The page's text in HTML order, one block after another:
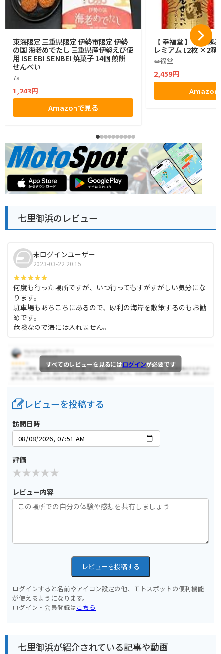
東海限定 三重県限定 伊勢市限定 伊勢
の国 海老めでたし 三重県産伊勢えび使
用 ISE EBI SENBEI 焼菓子 14個 煎餅
せんべい
7a
1,243円
Amazonで見る
【 幸福堂 】 伊勢極
レミアム 12枚 ×2箱
幸福堂
2,459円
Amazon
七里御浜のレビュー
未ログインユーザー
2023-03-22 20:15
何度も行った場所ですが、いつ行ってもすがすがしい気分にな
ります。
駐車場もあちこちにあるので、砂利の海岸を散策するのもお勧
めです。
危険なので海には入れません。
すべてのレビューを見るにはログインが必要です
レビューを投稿する
訪問日時
評価
レビュー内容
レビューを投稿する
ログインすると名前やアイコン設定の他、モトスポットの便利機能
が使えるようになります。
ログイン・会員登録はこちら
七里御浜が紹介されている記事や動画